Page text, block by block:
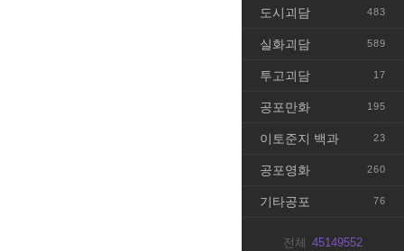
도시괴담 483
실화괴담 589
투고괴담 17
공포만화 195
이토준지 백과 23
공포영화 260
기타공포 76
전체
45149552